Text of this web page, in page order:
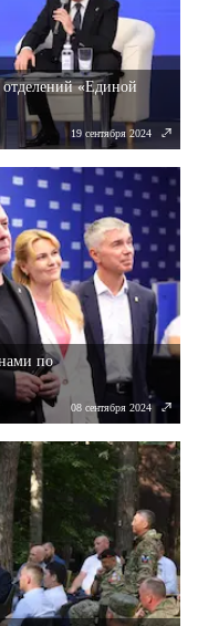
отделений «Единой
19 сентября 2024
по
08 сентября 2024